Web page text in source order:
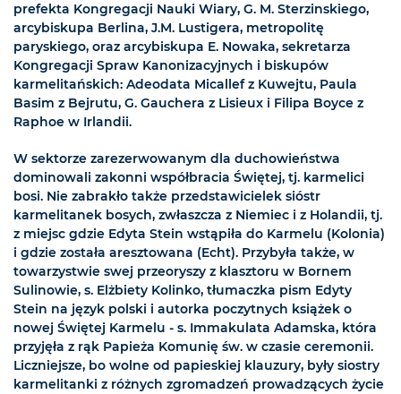
prefekta Kongregacji Nauki Wiary, G. M. Sterzinskiego,
arcybiskupa Berlina, J.M. Lustigera, metropolitę
paryskiego, oraz arcybiskupa E. Nowaka, sekretarza
Kongregacji Spraw Kanonizacyjnych i biskupów
karmelitańskich: Adeodata Micallef z Kuwejtu, Paula
Basim z Bejrutu, G. Gauchera z Lisieux i Filipa Boyce z
Raphoe w Irlandii.
W sektorze zarezerwowanym dla duchowieństwa
dominowali zakonni współbracia Świętej, tj. karmelici
bosi. Nie zabrakło także przedstawicielek sióstr
karmelitanek bosych, zwłaszcza z Niemiec i z Holandii, tj.
z miejsc gdzie Edyta Stein wstąpiła do Karmelu (Kolonia)
i gdzie została aresztowana (Echt). Przybyła także, w
towarzystwie swej przeoryszy z klasztoru w Bornem
Sulinowie, s. Elżbiety Kolinko, tłumaczka pism Edyty
Stein na język polski i autorka poczytnych książek o
nowej Świętej Karmelu - s. Immakulata Adamska, która
przyjęła z rąk Papieża Komunię św. w czasie ceremonii.
Liczniejsze, bo wolne od papieskiej klauzury, były siostry
karmelitanki z różnych zgromadzeń prowadzących życie